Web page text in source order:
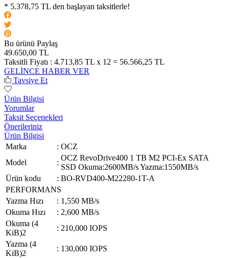
* 5.378,75 TL den başlayan taksitlerle!
Bu ürünü Paylaş
49.650,00 TL
Taksitli Fiyatı : 4.713,85 TL x 12 = 56.566,25 TL
GELİNCE HABER VER
Tavsiye Et
Ürün Bilgisi
Yorumlar
Taksit Seçenekleri
Önerileriniz
Ürün Bilgisi
Marka
: OCZ
Model
:
OCZ RevoDrive400 1 TB M2 PCI-Ex SATA
SSD Okuma:2600MB/s Yazma:1550MB/s
Ürün kodu
: BO-RVD400-M22280-1T-A
PERFORMANS
Yazma Hızı
: 1,550 MB/s
Okuma Hızı
: 2,600 MB/s
Okuma (4
KiB)2
: 210,000 IOPS
Yazma (4
KiB)2
: 130,000 IOPS